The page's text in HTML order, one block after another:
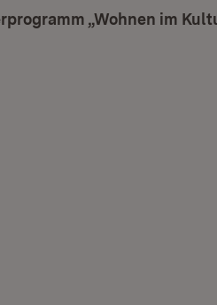
„Wohnen im